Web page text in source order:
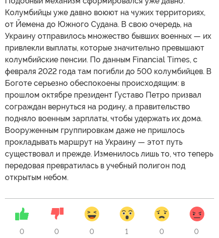
Колумбийцы уже давно воюют на чужих территориях,
от Йемена до Южного Судана. В свою очередь, на
Украину отправилось множество бывших военных — их
привлекли выплаты, которые значительно превышают
колумбийские пенсии. По данным Financial Times, с
февраля 2022 года там погибли до 500 колумбийцев. В
Боготе серьезно обеспокоены происходящим: в
прошлом октябре президент Густаво Петро призвал
сограждан вернуться на родину, а правительство
подняло военным зарплаты, чтобы удержать их дома.
Вооруженным группировкам даже не пришлось
прокладывать маршрут на Украину — этот путь
существовал и прежде. Изменилось лишь то, что теперь
передовая превратилась в учебный полигон под
открытым небом.
0 0 0 1 0 0